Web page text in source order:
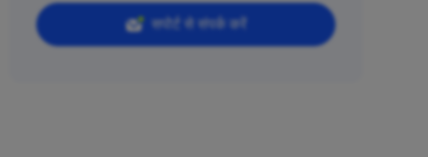
सपोर्ट से संपर्क करें